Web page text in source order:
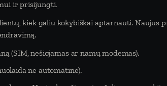
ir prisijungti.
kiek galiu kokybiškai aptarnauti.
(SIM, nešiojamas ar namų modemas).
ne automatinė).